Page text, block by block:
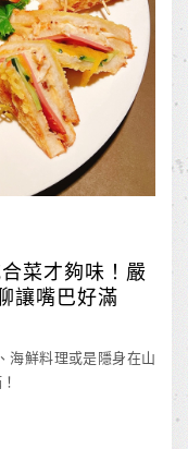
菜才夠味！嚴
讓嘴巴好滿
海鮮料理或是隱身在山